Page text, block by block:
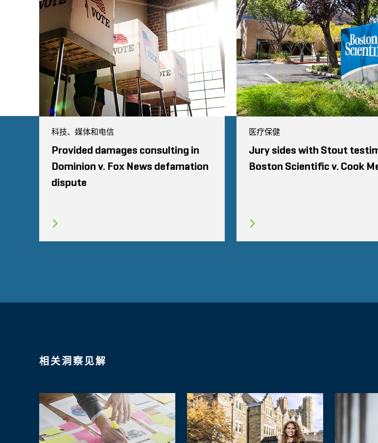
科技、媒体和电信
Provided damages consulting in
Dominion v. Fox News defamation
dispute
医疗保健
Jury sides with Stout
Boston Scientific v. Cook
相关洞察见解